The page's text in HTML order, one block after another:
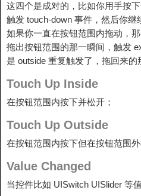
这四个是成对的，比如你用手按
触发 touch-down 事件，然后你继
如果你一直在按钮范围内拖动，
拖出按钮范围的那一瞬间，触发
是 outside 重复触发了，拖回来的
Touch Up Inside
在按钮范围内按下并松开；
Touch Up Outside
在按钮范围内按下但在按钮范围外
Value Changed
当控件比如 UISwitch UISlider 等